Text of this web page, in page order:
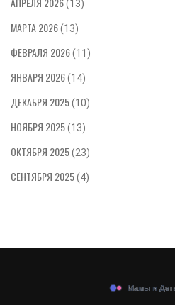
(13)
МАРТА 2026(13)
ФЕВРАЛЯ 2026(11)
ЯНВАРЯ 2026(14)
ДЕКАБРЯ 2025(10)
НОЯБРЯ 2025(13)
ОКТЯБРЯ 2025(23)
СЕНТЯБРЯ 2025(4)